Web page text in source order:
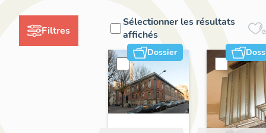
Filtres
Sélectionner les résultats
affichés
Dossier